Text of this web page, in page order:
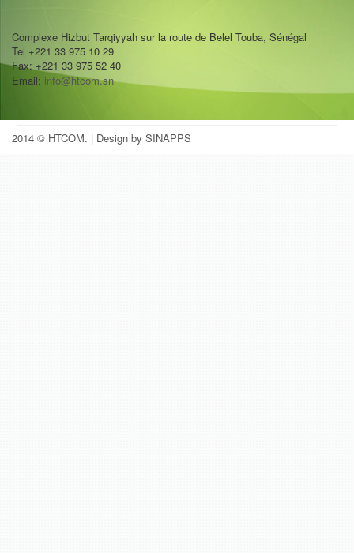
Complexe Hizbut Tarqiyyah sur la route de Belel Touba, Sénégal
Tel +221 33 975 10 29
Fax: +221 33 975 52 40
Email: info@htcom.sn
2014 © HTCOM. | Design by SINAPPS